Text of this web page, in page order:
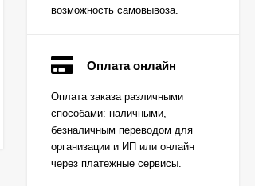
возможность самовывоза.
Оплата онлайн
Оплата заказа различными
способами: наличными,
безналичным переводом для
организации и ИП или онлайн
через платежные сервисы.
Вкладыш коренной
(0,25) (1шт - 1
половинка) для
двигателей
K15,K21,K25
запросу